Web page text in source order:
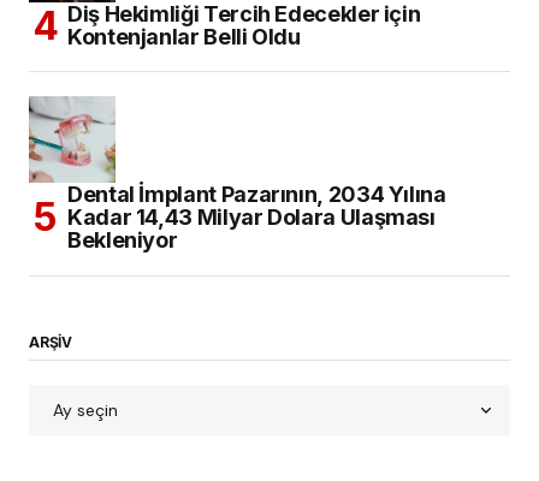
Diş Hekimliği Tercih Edecekler için
Kontenjanlar Belli Oldu
Dental İmplant Pazarının, 2034 Yılına
Kadar 14,43 Milyar Dolara Ulaşması
Bekleniyor
ARŞİV